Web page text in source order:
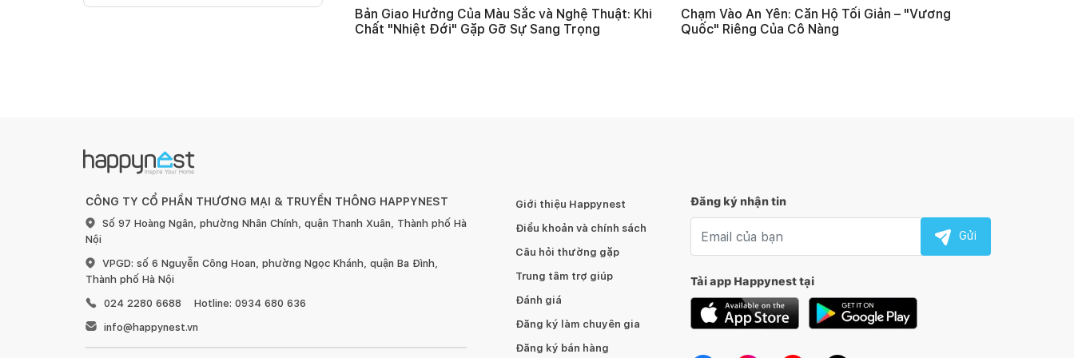
Bản Giao Hưởng Của Màu Sắc và Nghệ Thuật: Khi
Chất "Nhiệt Đới" Gặp Gỡ Sự Sang Trọng
Chạm Vào An Yên: Căn Hộ Tối Giản – "Vương
Quốc" Riêng Của Cô Nàng
CÔNG TY CỔ PHẦN THƯƠNG MẠI & TRUYỀN THÔNG HAPPYNEST
Số 97 Hoàng Ngân, phường Nhân Chính, quận Thanh Xuân, Thành phố Hà
Nội
VPGD: số 6 Nguyễn Công Hoan, phường Ngọc Khánh, quận Ba Đình,
Thành phố Hà Nội
024 2280 6688
Hotline: 0934 680 636
info@happynest.vn
Giới thiệu Happynest
Điều khoản và chính sách
Câu hỏi thường gặp
Trung tâm trợ giúp
Đánh giá
Đăng ký làm chuyên gia
Đăng ký bán hàng
Đăng ký nhận tin
Gửi
Tải app Happynest tại